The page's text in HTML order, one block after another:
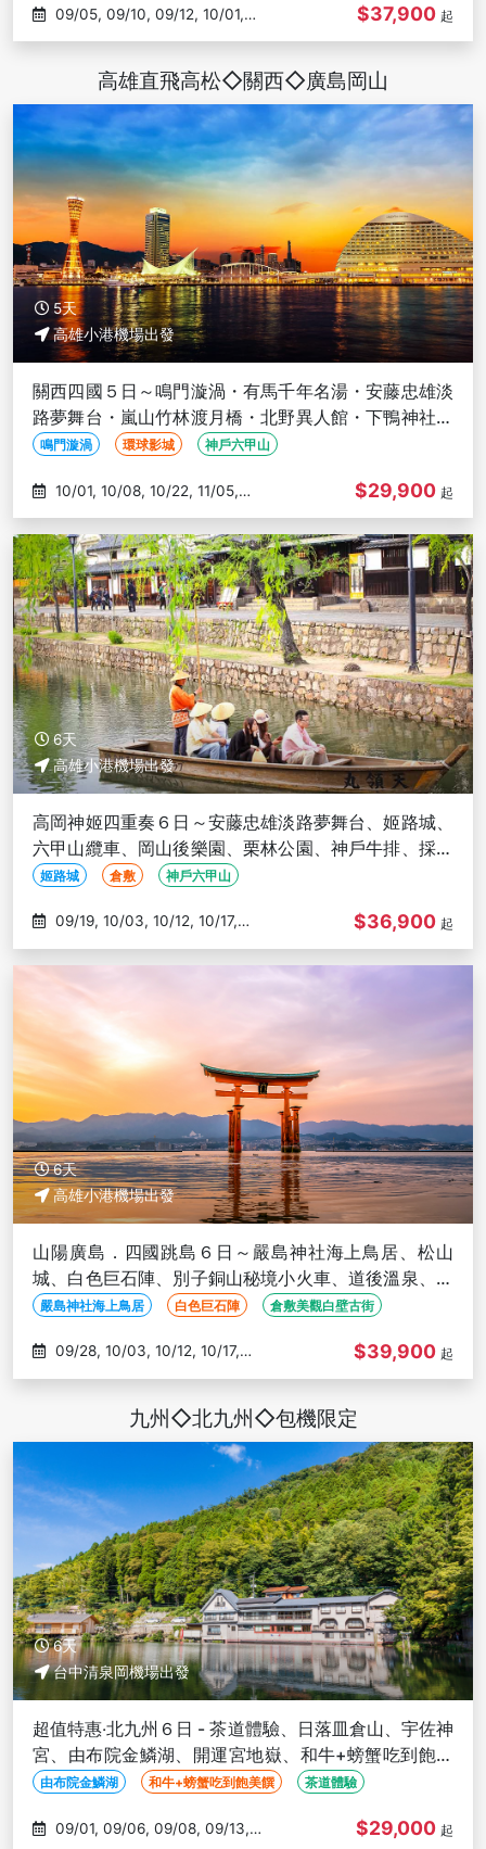
10/03
$37,900 起
高雄直飛高松◇關西◇廣島岡山
5天
高雄小港機場出發
關西四國５日～鳴門漩渦・有馬千年名湯・安藤忠雄淡
路夢舞台・嵐山竹林渡月橋・北野異人館・下鴨神社・
大阪城－高雄出發
鳴門漩渦 環球影城 神戶六甲山
11/12
$29,900 起
6天
高雄小港機場出發
高岡神姬四重奏６日～安藤忠雄淡路夢舞台、姬路城、
六甲山纜車、岡山後樂園、栗林公園、神戶牛排、採果
體驗－高雄出發
姬路城 倉敷 神戶六甲山
10/26
$36,900 起
6天
高雄小港機場出發
山陽廣島．四國跳島６日～嚴島神社海上鳥居、松山
城、白色巨石陣、別子銅山秘境小火車、道後溫泉、倉
敷古街、栗林公園－高雄出發
嚴島神社海上鳥居 白色巨石陣 倉敷美觀白壁古街
10/26
$39,900 起
九州◇北九州◇包機限定
6天
台中清泉岡機場出發
超值特惠‧北九州６日 - 茶道體驗、日落皿倉山、宇佐神
宮、由布院金鱗湖、開運宮地嶽、和牛+螃蟹吃到飽美
饌-台中出發
由布院金鱗湖 和牛+螃蟹吃到飽美饌 茶道體驗
$29,000 起